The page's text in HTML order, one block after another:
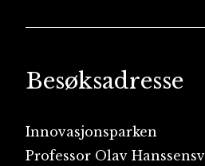
Besøksadresse
Innovasjonsparken
Professor Olav